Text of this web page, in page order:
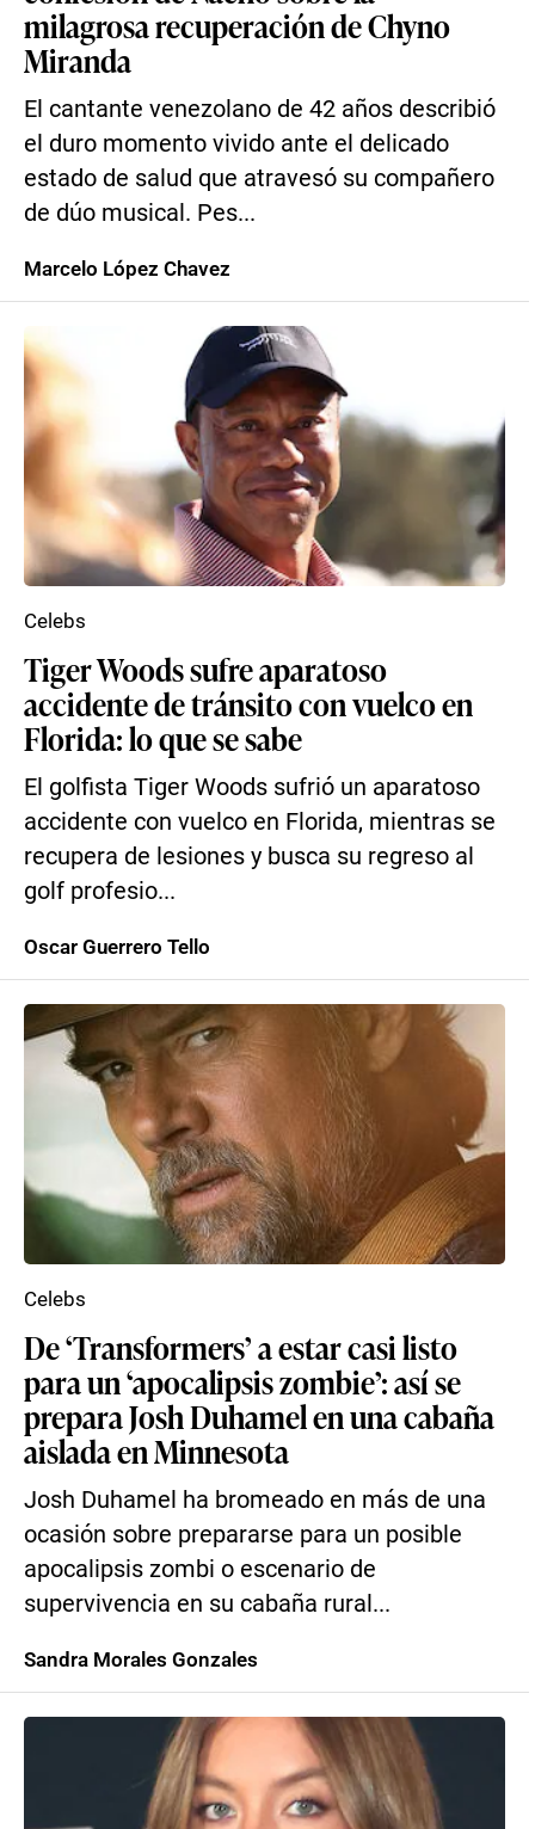
milagrosa recuperación de Chyno
Miranda
El cantante venezolano de 42 años describió
el duro momento vivido ante el delicado
estado de salud que atravesó su compañero
de dúo musical. Pes...
Marcelo López Chavez
Tiger Woods sufre aparatoso
accidente de tránsito con vuelco en
Florida: lo que se sabe
El golfista Tiger Woods sufrió un aparatoso
accidente con vuelco en Florida, mientras se
recupera de lesiones y busca su regreso al
golf profesio...
Celebs
Oscar Guerrero Tello
De ‘Transformers’ a estar casi listo
para un ‘apocalipsis zombie’: así se
prepara Josh Duhamel en una cabaña
aislada en Minnesota
Josh Duhamel ha bromeado en más de una
ocasión sobre prepararse para un posible
apocalipsis zombi o escenario de
supervivencia en su cabaña rural...
Celebs
Sandra Morales Gonzales